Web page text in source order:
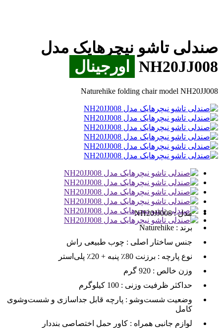
صندلی تاشو نیچرهایک مدل
NH20JJ008
اورجینال
Naturehike folding chair model NH20JJ008
مدل :NH20JJ008
برند : Naturehike
جنس ساختار اصلی : چوب طبیعی راش
نوع پارچه : برزنت 80٪ پنبه + 20٪ پلی‌استر
وزن خالص : 920 گرم
حداکثر ظرفیت وزنی : 100 کیلوگرم
وضعیت شست‌وشو : پارچه قابل جداسازی و شست‌وشوی
کامل
لوازم جانبی همراه : کاور حمل اختصاصی بنددار